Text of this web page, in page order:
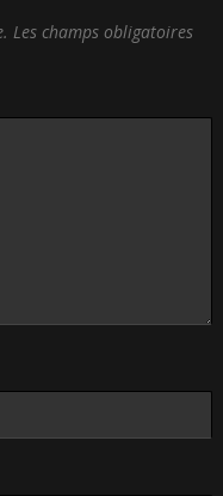
Les champs obligatoires